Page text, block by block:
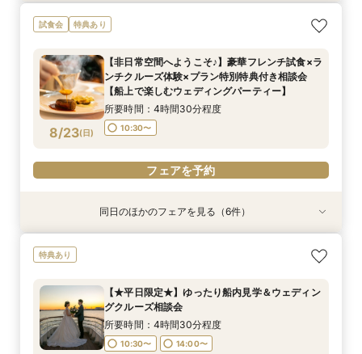
8/22(土)
【少人数での結婚式にオススメ！】じっくりご見
学×アットホームパーティー相談フェア
9:00〜
10:30〜
15:00〜
フェアを予約
8/22(土)
ここしかない★【船上で楽しむウェディングパー
ティー】豪華フレンチ試食×サンセットクルージ
所要時間：4時間30分程度
15:00〜
フェアを予約
8/22(土)
【★土日限定★】ゆったり船内見学＆ウェディン
グクルーズ相談会
9:00〜
10:30〜
15:00〜
フェアを予約
8/22(土)
【オンライン相談会】お手軽３Dウォークでご見
学♪運命の会場がここに・・★
10:30〜 13:00〜
フェアを予約
試食会 特典あり
8/23(日)
【非日常空間へようこそ♪】豪華フレンチ試食×ラ
ンチクルーズ体験×プラン特別特典付き相談会
【船上で楽しむウェディングパーティー】
所要時間：4時間30分程度
10:30〜
フェアを予約
8/23(日)
【少人数での結婚式にオススメ！】じっくりご見
9:00〜
10:30〜
15:00〜
特典あり
8/23(日)
ここしかない★【船上で楽しむウェディングパー
ティー】豪華フレンチ試食×サンセットクルージ
所要時間：4時間30分程度
8/23(日)
【★土日限定★】ゆったり船内見学＆ウェディン
9:00〜
10:30〜
15:00〜
特典あり
8/23(日)
幸せの航海を♪【スイーツ×５０分クルーズ】１件
13:30〜
8/23(日)
9:00〜 10:30〜
8/23(日)
【オンライン相談会】お手軽３Dウォークでご見
10:30〜 13:00〜
同日のほかのフェアを見る（6件）
特典あり
【★平日限定★】ゆったり船内見学＆ウェディン
グクルーズ相談会
所要時間：4時間30分程度
10:30〜 14:00〜